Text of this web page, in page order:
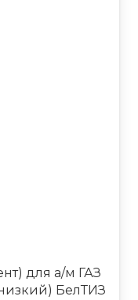
для а/м ГАЗ
БелТИЗ